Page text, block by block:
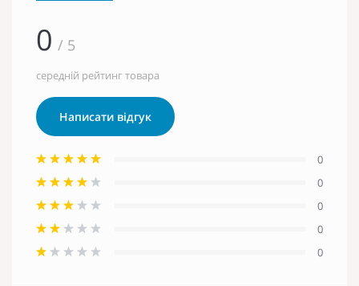
0 / 5
середній рейтинг товара
Написати відгук
0
0
0
0
0